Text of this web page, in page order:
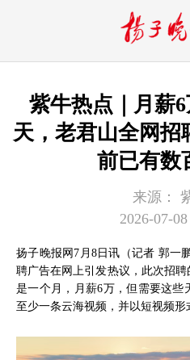
紫牛热点｜月薪
天，老君山全网招
前已有数
来源：
2026-07-
扬子晚报网7月8日讯（记者 郭一
聘广告在网上引发热议，此次招
是一个月，月薪6万，但需要这
至少一条云海视频，并以短视频形